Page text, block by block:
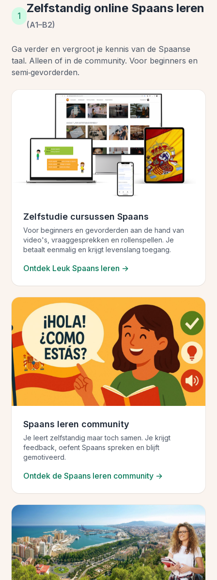
1
Zelfstandig online Spaans leren
(A1–B2)
Ga verder en vergroot je kennis van de Spaanse
taal. Alleen of in de community. Voor beginners en
semi‑gevorderden.
Zelfstudie cursussen Spaans
Voor beginners en gevorderden aan de hand van
video's, vraaggesprekken en rollenspellen. Je
betaalt eenmalig en krijgt levenslang toegang.
Ontdek Leuk Spaans leren →
Spaans leren community
Je leert zelfstandig maar toch samen. Je krijgt
feedback, oefent Spaans spreken en blijft
gemotiveerd.
Ontdek de Spaans leren community →